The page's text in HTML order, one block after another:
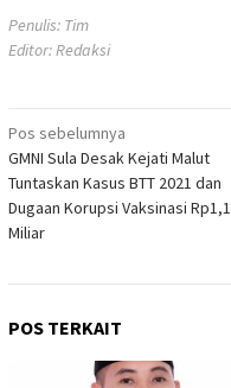
Penulis: Tim
Editor: Redaksi
Navigasi
pos
Pos sebelumnya
GMNI Sula Desak Kejati Malut
Tuntaskan Kasus BTT 2021 dan
Dugaan Korupsi Vaksinasi Rp1,1
Miliar
POS TERKAIT